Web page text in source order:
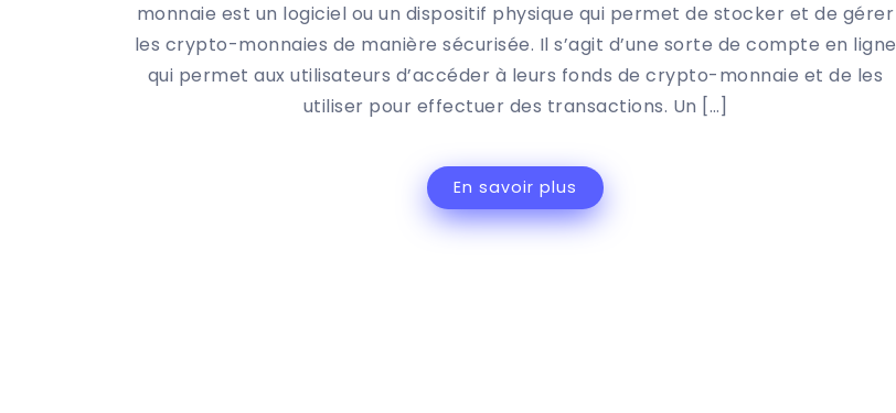
monnaie est un logiciel ou un dispositif physique qui permet de stocker et de gérer
les crypto-monnaies de manière sécurisée. Il s’agit d’une sorte de compte en ligne
qui permet aux utilisateurs d’accéder à leurs fonds de crypto-monnaie et de les
utiliser pour effectuer des transactions. Un […]
En savoir plus